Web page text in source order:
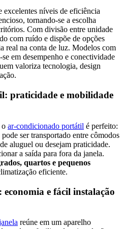
excelentes níveis de eficiência
tornando-se a escolha
Com divisão entre unidade
com ruído e dispõe de opções
real na conta de luz. Modelos com
em desempenho e conectividade
valoriza tecnologia, design
praticidade e mobilidade
o ar-condicionado portátil é perfeito:
ser transportado entre cômodos
aluguel ou desejam praticidade.
a saída para fora da janela.
quartos e pequenos
eficiente.
e fácil instalação
reúne em um aparelho